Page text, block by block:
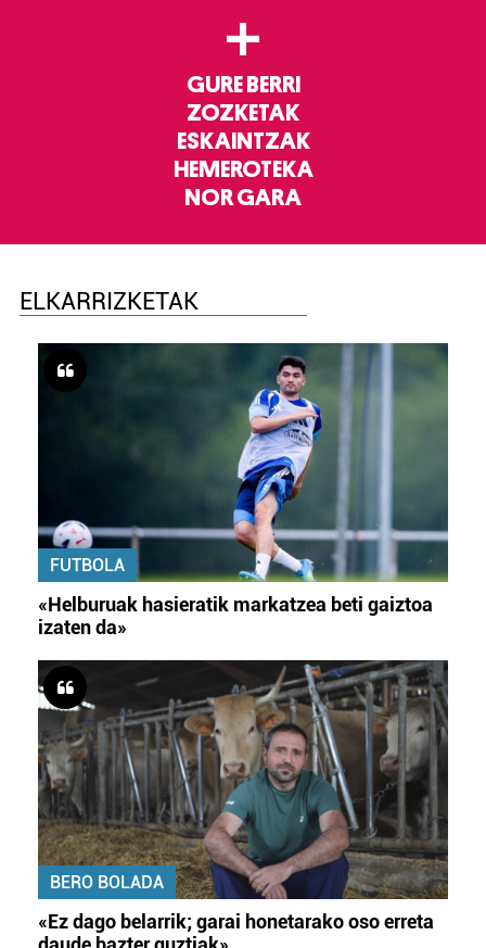
+
GURE BERRI
ZOZKETAK
ESKAINTZAK
HEMEROTEKA
NOR GARA
ELKARRIZKETAK
FUTBOLA
«Helburuak hasieratik markatzea beti gaiztoa
izaten da»
BERO BOLADA
«Ez dago belarrik; garai honetarako oso erreta